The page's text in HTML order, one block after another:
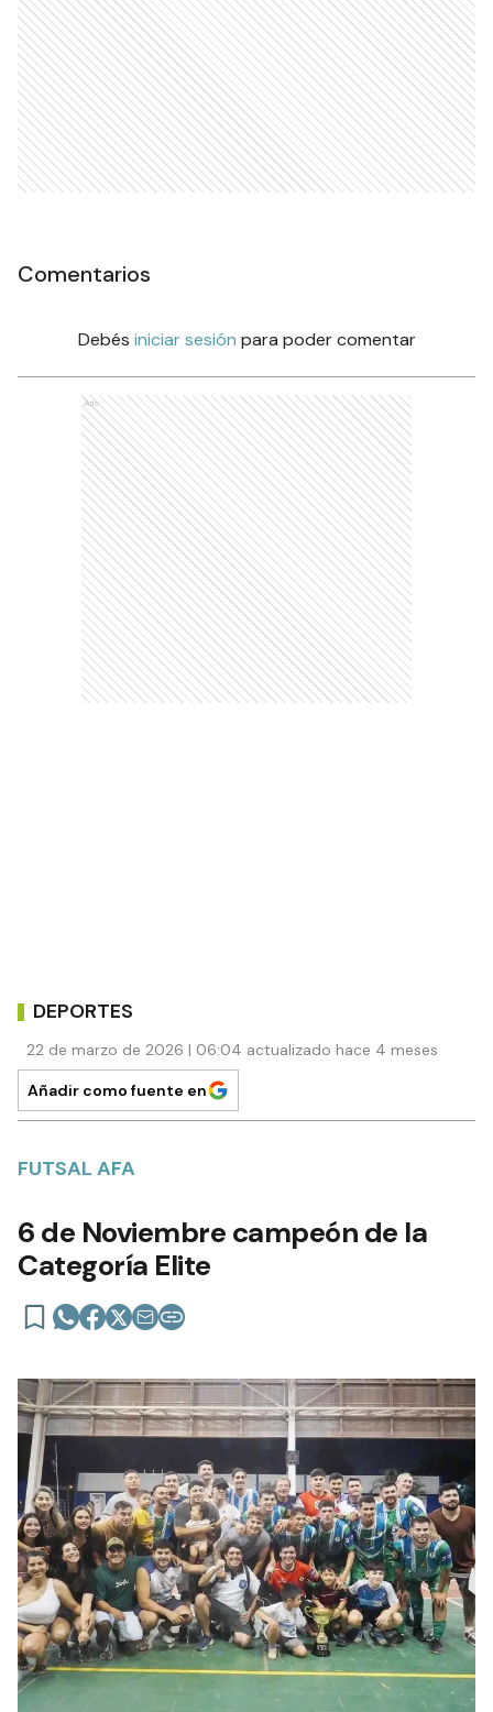
Comentarios
Debés iniciar sesión para poder comentar
Ads
DEPORTES
22 de marzo de 2026 | 06:04 actualizado hace 4 meses
Añadir como fuente en
FUTSAL AFA
6 de Noviembre campeón de la
Categoría Elite